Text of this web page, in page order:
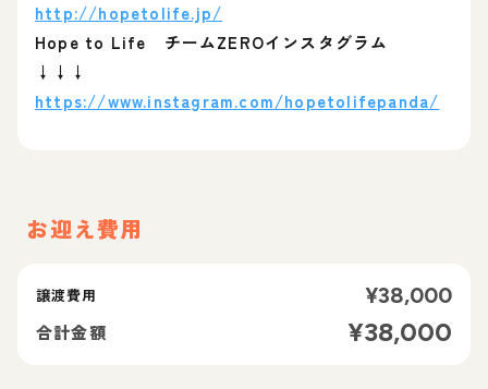
http://hopetolife.jp/
Hope to Life チームZEROインスタグラム
↓↓↓
https://www.instagram.com/hopetolifepanda/
お迎え費用
譲渡費用 ¥38,000
合計金額 ¥38,000